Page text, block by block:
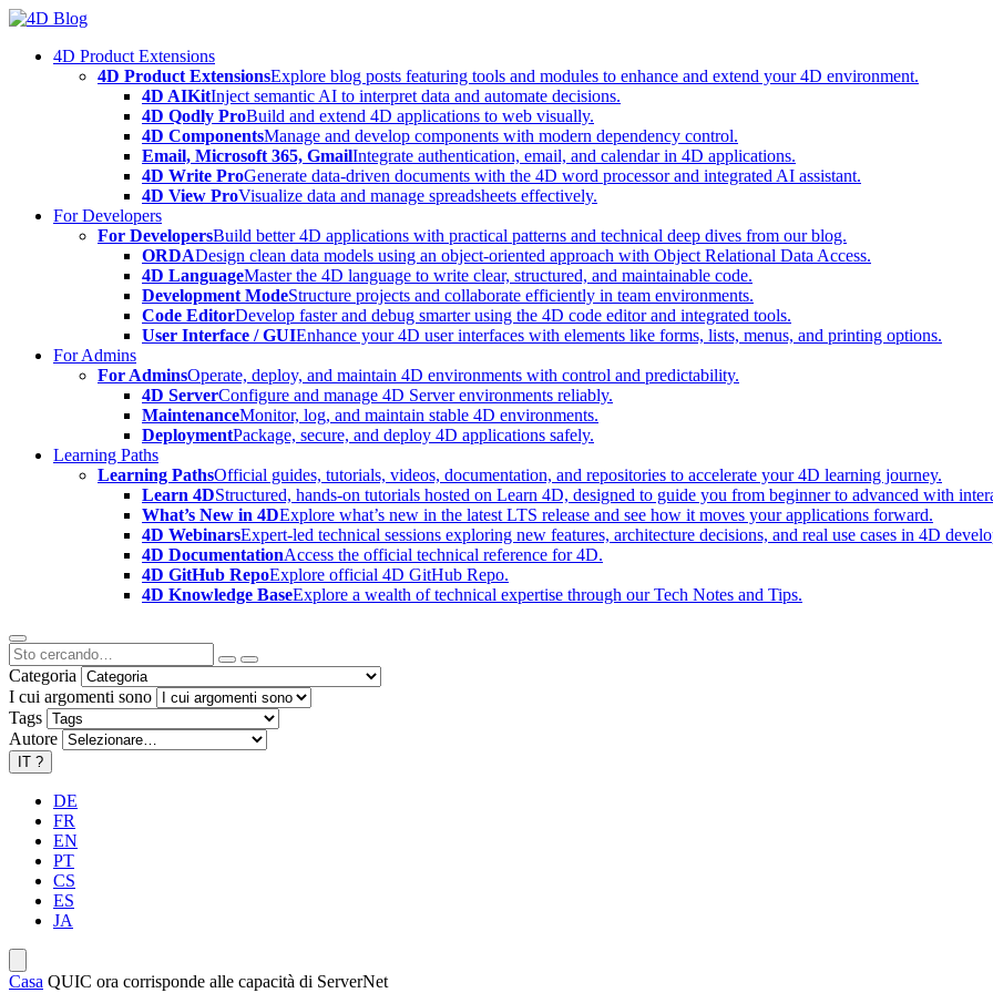
Skip
content4D Product Extensions
4D Product ExtensionsExplore blog posts featuring tools and modules to enhance and extend your 4D environment.
4D AIKitInject semantic AI to interpret data and automate decisions.
4D Qodly ProBuild and extend 4D applications to web visually.
4D ComponentsManage and develop components with modern dependency control.
Email, Microsoft 365, GmailIntegrate authentication, email, and calendar in 4D applications.
4D Write ProGenerate data-driven documents with the 4D word processor and integrated AI assistant.
4D View ProVisualize data and manage spreadsheets effectively.
For Developers
For DevelopersBuild better 4D applications with practical patterns and technical deep dives from our blog.
ORDADesign clean data models using an object-oriented approach with Object Relational Data Access.
4D LanguageMaster the 4D language to write clear, structured, and maintainable code.
Development ModeStructure projects and collaborate efficiently in team environments.
Code EditorDevelop faster and debug smarter using the 4D code editor and integrated tools.
User Interface / GUIEnhance your 4D user interfaces with elements like forms, lists, menus, and printing options.
For Admins
For AdminsOperate, deploy, and maintain 4D environments with control and predictability.
4D ServerConfigure and manage 4D Server environments reliably.
MaintenanceMonitor, log, and maintain stable 4D environments.
DeploymentPackage, secure, and deploy 4D applications safely.
Learning Paths
Learning PathsOfficial guides, tutorials, videos, documentation, and repositories to accelerate your 4D learning journey.
Learn 4DStructured, hands-on tutorials hosted on Learn 4D, designed to guide you from beginner to advanced with
What’s New in 4DExplore what’s new in the latest LTS release and see how it moves your applications forward.
4D WebinarsExpert-led technical sessions exploring new features, architecture decisions, and real use cases in 4D
4D DocumentationAccess the official technical reference for 4D.
4D GitHub RepoExplore official 4D GitHub Repo.
4D Knowledge BaseExplore a wealth of technical expertise through our Tech Notes and Tips.
Categoria
I cui argomenti sono
Tags
Autore
IT ?
DE
FR
EN
PT
CS
ES
JA
Casa QUIC ora corrisponde alle capacità di ServerNet